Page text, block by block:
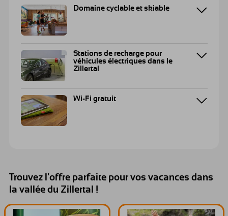
Domaine cyclable et skiable
Stations de recharge pour
véhicules électriques dans le
Zillertal
Wi-Fi gratuit
Trouvez l'offre parfaite pour vos vacances dans
la vallée du Zillertal !